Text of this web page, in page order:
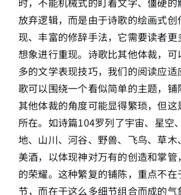
放弃逻辑，而是由于诗歌的绘画式创
现、丰富的修辞手法，它需要读者更
想象进行重现。诗歌比其他体裁，可
多的文学表现技巧，我们的阅读应
歌可以围绕一个看似简单的主题，铺
其他体裁的角度可能显得繁琐，但这
所在。如诗篇104罗列了宇宙、星空
地、山川、河谷、野兽、飞鸟、草木
美酒，以体现神对万有的创造和掌
的荣耀。这种繁复的铺陈，重点不在
节，而在于这么多细节组合而成的气